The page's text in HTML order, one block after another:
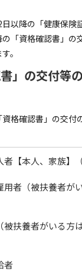
以降の「健康保険
「資格確認書」の
。
」の交付等
格確認書」の交付
【本人、家族】
者（被扶養者が
扶養者がいる方
者